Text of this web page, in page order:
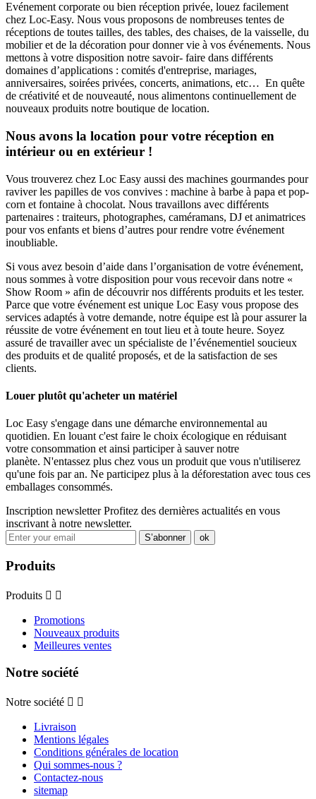
Evénement corporate ou bien réception privée, louez facilement
chez Loc-Easy. Nous vous proposons de nombreuses tentes de
réceptions de toutes tailles, des tables, des chaises, de la vaisselle, du
mobilier et de la décoration pour donner vie à vos événements. Nous
mettons à votre disposition notre savoir- faire dans différents
domaines d’applications : comités d'entreprise, mariages,
anniversaires, soirées privées, concerts, animations, etc… En quête
de créativité et de nouveauté, nous alimentons continuellement de
nouveaux produits notre boutique de location.
Nous avons la location pour votre réception en
intérieur ou en extérieur !
Vous trouverez chez Loc Easy aussi des machines gourmandes pour
raviver les papilles de vos convives : machine à barbe à papa et pop-
corn et fontaine à chocolat. Nous travaillons avec différents
partenaires : traiteurs, photographes, caméramans, DJ et animatrices
pour vos enfants et biens d’autres pour rendre votre événement
inoubliable.
Si vous avez besoin d’aide dans l’organisation de votre événement,
nous sommes à votre disposition pour vous recevoir dans notre «
Show Room » afin de découvrir nos différents produits et les tester.
Parce que votre événement est unique Loc Easy vous propose des
services adaptés à votre demande, notre équipe est là pour assurer la
réussite de votre événement en tout lieu et à toute heure. Soyez
assuré de travailler avec un spécialiste de l’événementiel soucieux
des produits et de qualité proposés, et de la satisfaction de ses
clients.
Louer plutôt qu'acheter un matériel
Loc Easy s'engage dans une démarche environnemental au
quotidien. En louant c'est faire le choix écologique en réduisant
votre consommation et ainsi participer à sauver notre
planète. N'entassez plus chez vous un produit que vous n'utiliserez
qu'une fois par an. Ne participez plus à la déforestation avec tous ces
emballages consommés.
Inscription newsletter Profitez des dernières actualités en vous
inscrivant à notre newsletter.
Produits
Produits  
Promotions
Nouveaux produits
Meilleures ventes
Notre société
Notre société  
Livraison
Mentions légales
Conditions générales de location
Qui sommes-nous ?
Contactez-nous
sitemap